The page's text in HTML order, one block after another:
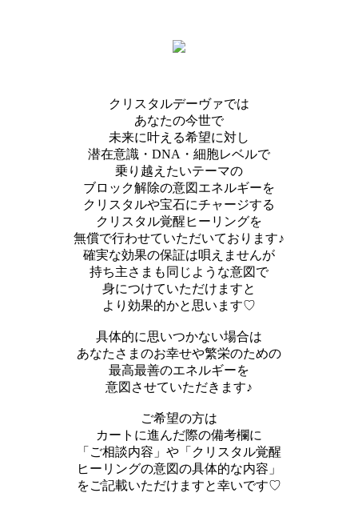
クリスタルデーヴァでは
あなたの今世で
未来に叶える希望に対し
潜在意識・DNA・細胞レベルで
乗り越えたいテーマの
ブロック解除の意図エネルギーを
クリスタルや宝石にチャージする
クリスタル覚醒ヒーリングを
無償で行わせていただいております♪
確実な効果の保証は唄えませんが
持ち主さまも同じような意図で
身につけていただけますと
より効果的かと思います♡
具体的に思いつかない場合は
あなたさまのお幸せや繁栄のための
最高最善のエネルギーを
意図させていただきます♪
ご希望の方は
カートに進んだ際の備考欄に
「ご相談内容」や「クリスタル覚醒
ヒーリングの意図の具体的な内容」
をご記載いただけますと幸いです♡